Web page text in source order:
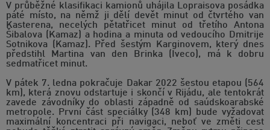
V průběžné klasifikaci kamionů uhájila Lopraisova posádka
páté místo, na němž ji dělí devět minut od čtvrtého van
Kasterena, necelých pětatřicet minut od třetího Antona
Šibalova (Kamaz) a hodina a minuta od vedoucího Dmitrije
Sotnikova (Kamaz). Před šestým Karginovem, který dnes
předstihl Martina van den Brinka (Iveco), má k dobru
sedmatřicet minut.
V pátek 7. ledna pokračuje Dakar 2022 šestou etapou (564
km), která znovu odstartuje i skončí v Rijádu, ale tentokrát
zavede závodníky do oblasti západně od saúdskoarabské
metropole. První část speciálky (348 km) bude vyžadovat
maximální koncentraci při navigaci, neboť ve změti cest